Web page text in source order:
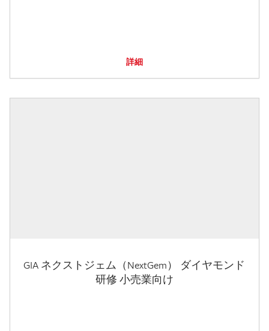
詳細
GIA ネクストジェム（NextGem） ダイヤモンド
研修 小売業向け